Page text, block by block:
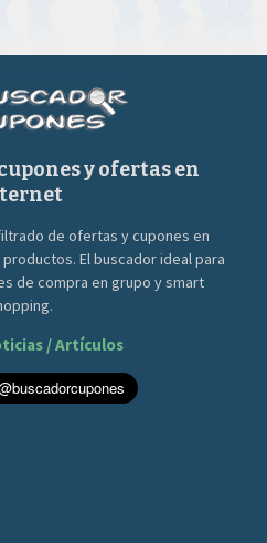
y ofertas en
de ofertas y cupones en
El buscador ideal para
de compra en grupo y smart
/ Artículos